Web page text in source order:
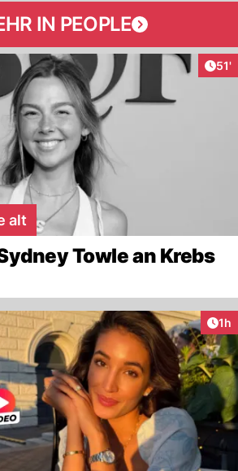
IN PEOPLE
51'
alt
Towle an Krebs
1h